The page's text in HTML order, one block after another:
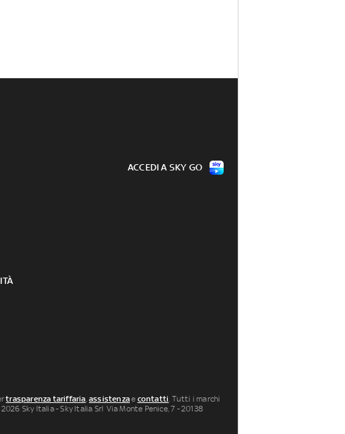
ACCEDI A SKY GO
trasparenza tariffaria,assistenzae contatti. Tutti i marchi
Sky Italia - Sky Italia Srl Via Monte Penice, 7 - 20138